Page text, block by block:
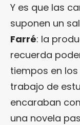
Y es que las
suponen un
Farré: la
recuerda
tiempos en los
trabajo de
encaraban
una novela